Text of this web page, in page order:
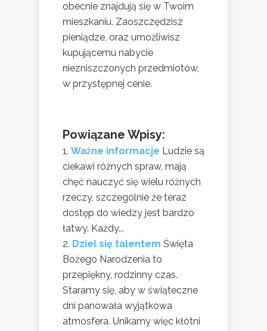
obecnie znajdują się w Twoim
mieszkaniu. Zaoszczędzisz
pieniądze, oraz umożliwisz
kupującemu nabycie
niezniszczonych przedmiotów,
w przystępnej cenie.
Powiązane Wpisy:
Ważne informacje Ludzie są
ciekawi różnych spraw, mają
chęć nauczyć się wielu różnych
rzeczy, szczególnie że teraz
dostęp do wiedzy jest bardzo
łatwy. Każdy...
Dziel się talentem Święta
Bożego Narodzenia to
przepiękny, rodzinny czas.
Staramy się, aby w świąteczne
dni panowała wyjątkowa
atmosfera. Unikamy więc kłótni